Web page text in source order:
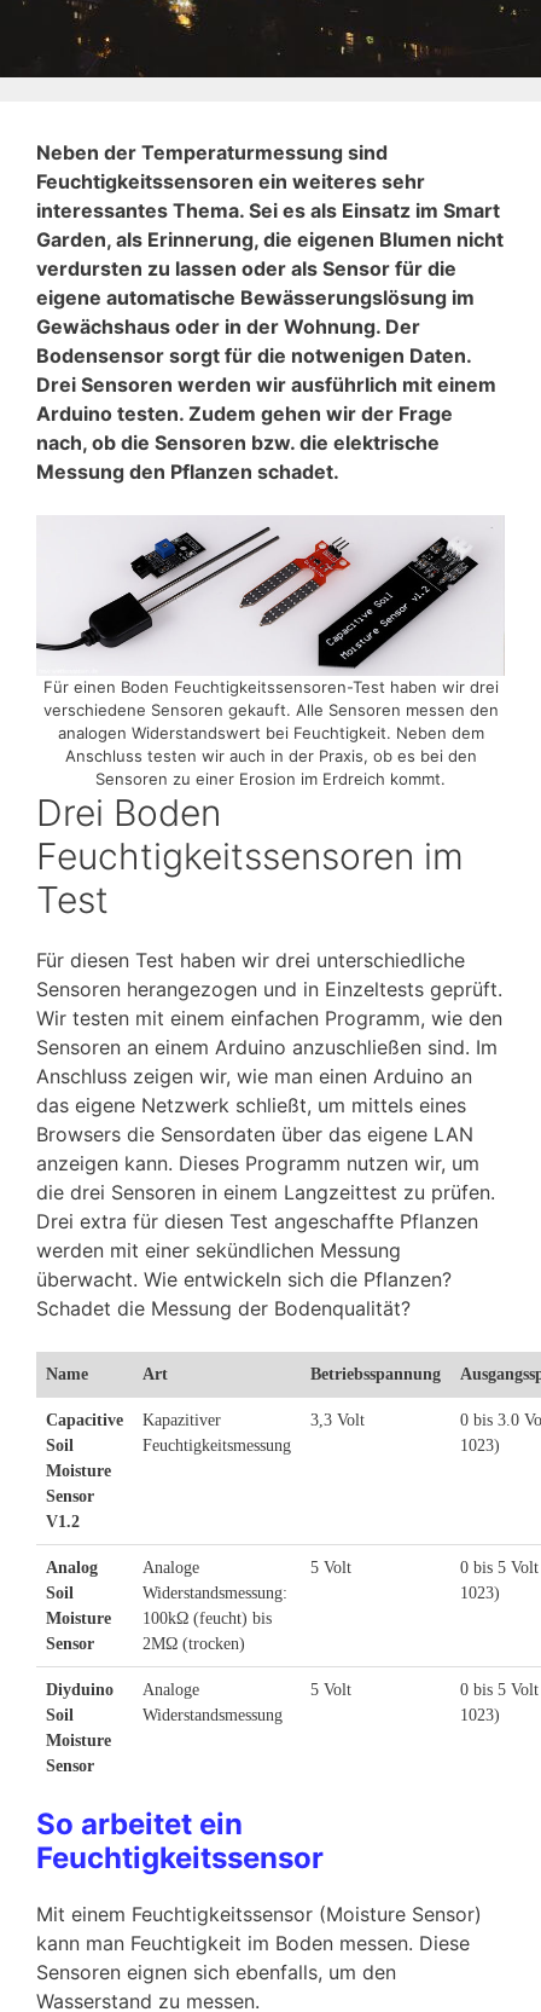
Neben der Temperaturmessung sind
Feuchtigkeitssensoren ein weiteres sehr
interessantes Thema. Sei es als Einsatz im Smart
Garden, als Erinnerung, die eigenen Blumen nicht
verdursten zu lassen oder als Sensor für die
eigene automatische Bewässerungslösung im
Gewächshaus oder in der Wohnung. Der
Bodensensor sorgt für die notwenigen Daten.
Drei Sensoren werden wir ausführlich mit einem
Arduino testen. Zudem gehen wir der Frage
nach, ob die Sensoren bzw. die elektrische
Messung den Pflanzen schadet.
Für einen Boden Feuchtigkeitssensoren-Test haben wir drei
verschiedene Sensoren gekauft. Alle Sensoren messen den
analogen Widerstandswert bei Feuchtigkeit. Neben dem
Anschluss testen wir auch in der Praxis, ob es bei den
Sensoren zu einer Erosion im Erdreich kommt.
Drei Boden
Feuchtigkeitssensoren im
Test
Für diesen Test haben wir drei unterschiedliche
Sensoren herangezogen und in Einzeltests geprüft.
Wir testen mit einem einfachen Programm, wie den
Sensoren an einem Arduino anzuschließen sind. Im
Anschluss zeigen wir, wie man einen Arduino an
das eigene Netzwerk schließt, um mittels eines
Browsers die Sensordaten über das eigene LAN
anzeigen kann. Dieses Programm nutzen wir, um
die drei Sensoren in einem Langzeittest zu prüfen.
Drei extra für diesen Test angeschaffte Pflanzen
werden mit einer sekündlichen Messung
überwacht. Wie entwickeln sich die Pflanzen?
Schadet die Messung der Bodenqualität?
Name Art Betriebsspannung
Capacitive
Soil
Moisture
Sensor
V1.2
Kapazitiver
Feuchtigkeitsmessung
3,3 Volt
0 bis 3.0
1023)
Analog
Soil
Moisture
Sensor
Analoge
Widerstandsmessung:
100kΩ (feucht) bis
2MΩ (trocken)
5 Volt
0 bis 5
1023)
Diyduino
Soil
Moisture
Sensor
Analoge
Widerstandsmessung
5 Volt
0 bis 5
1023)
So arbeitet ein
Feuchtigkeitssensor
Mit einem Feuchtigkeitssensor (Moisture Sensor)
kann man Feuchtigkeit im Boden messen. Diese
Sensoren eignen sich ebenfalls, um den
Wasserstand zu messen.